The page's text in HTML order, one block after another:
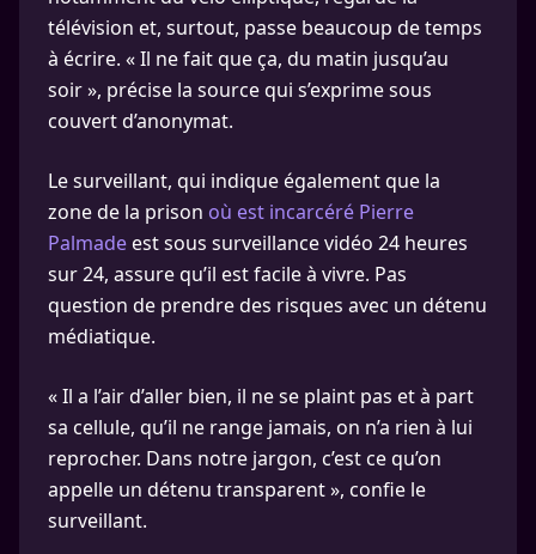
télévision et, surtout, passe beaucoup de temps
à écrire. « Il ne fait que ça, du matin jusqu’au
soir », précise la source qui s’exprime sous
couvert d’anonymat.
Le surveillant, qui indique également que la
zone de la prison où est incarcéré Pierre
Palmade est sous surveillance vidéo 24 heures
sur 24, assure qu’il est facile à vivre. Pas
question de prendre des risques avec un détenu
médiatique.
« Il a l’air d’aller bien, il ne se plaint pas et à part
sa cellule, qu’il ne range jamais, on n’a rien à lui
reprocher. Dans notre jargon, c’est ce qu’on
appelle un détenu transparent », confie le
surveillant.